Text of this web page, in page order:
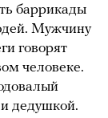
баррикады
Мужчину
говорят
человеке.
дедушкой.